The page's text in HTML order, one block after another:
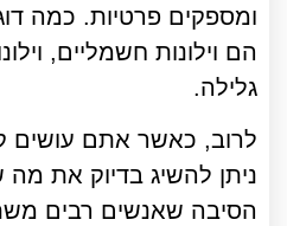
ומספקים פרטיות. כמה
הם וילונות חשמליים,
גלילה.
לרוב, כאשר אתם עושים
ניתן להשיג בדיוק את מה
הסיבה שאנשים רבים